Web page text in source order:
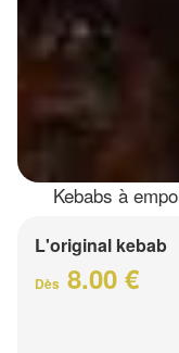
Kebabs à
L'original kebab
Dès 8.00 €